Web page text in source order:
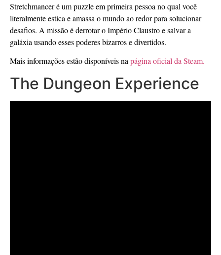
Stretchmancer é um puzzle em primeira pessoa no qual você
literalmente estica e amassa o mundo ao redor para solucionar
desafios. A missão é derrotar o Império Claustro e salvar a
galáxia usando esses poderes bizarros e divertidos.
Mais informações estão disponíveis na página oficial da Steam.
The Dungeon Experience